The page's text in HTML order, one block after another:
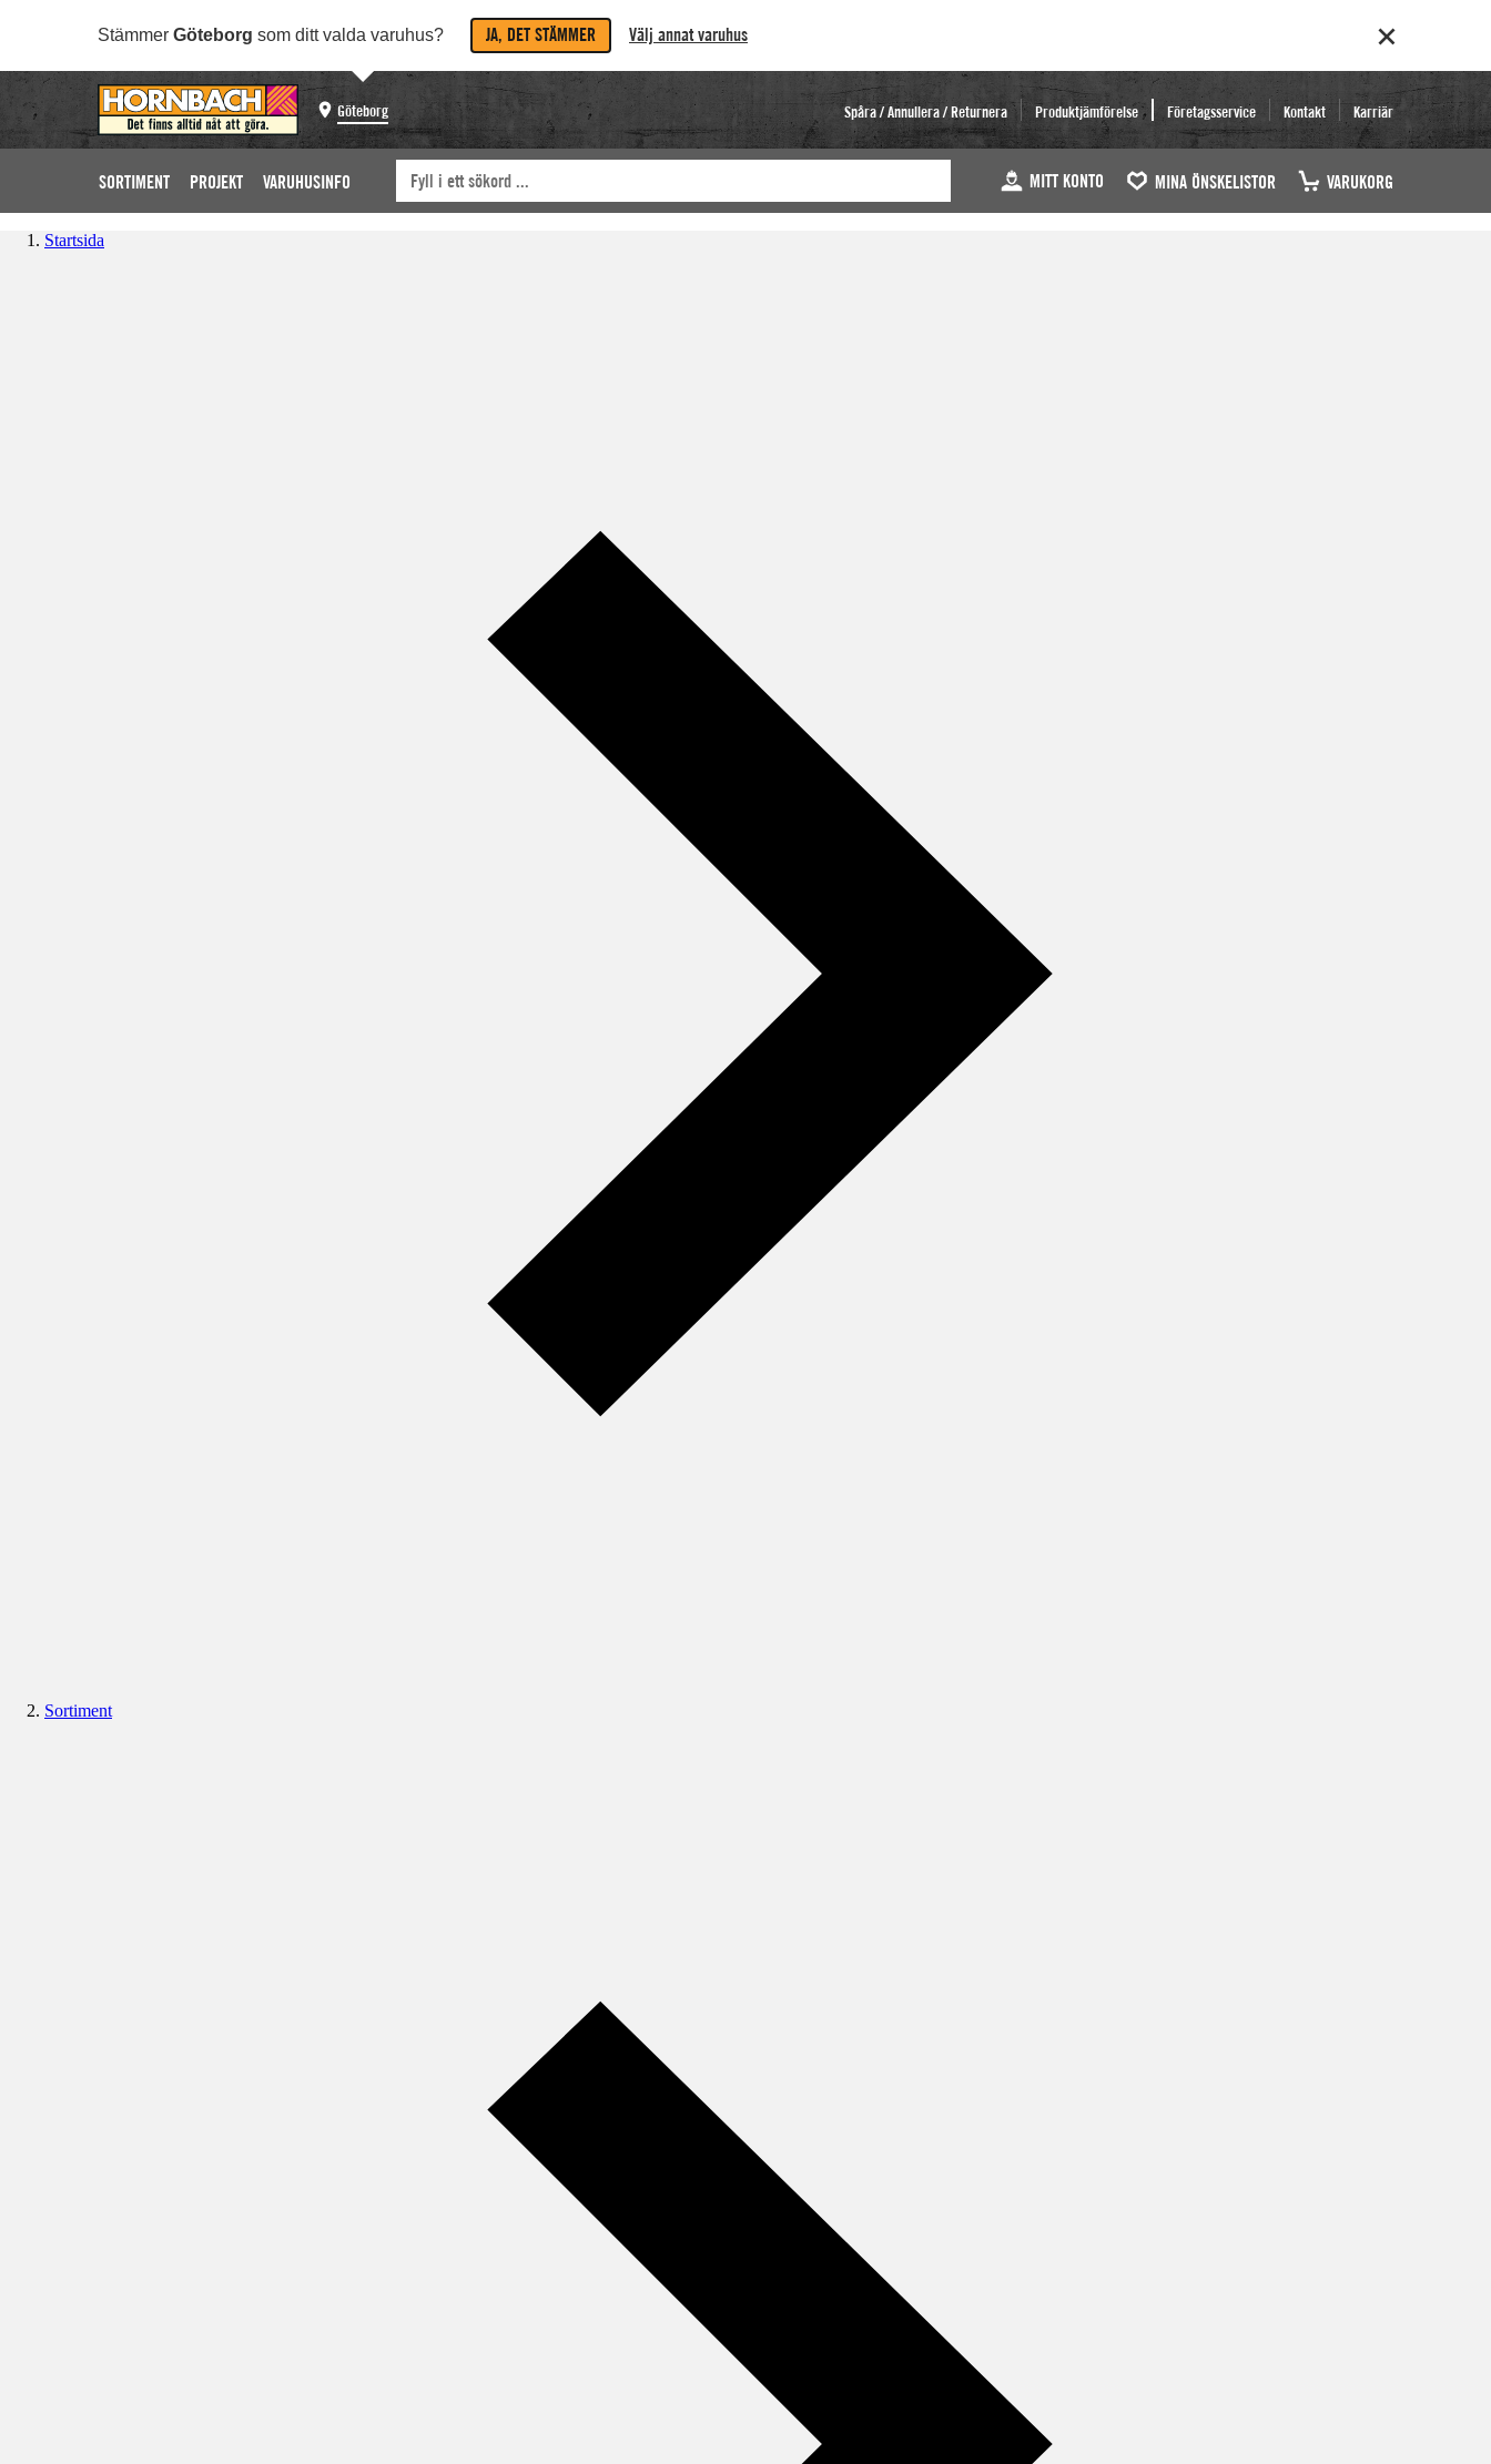
Stämmer Göteborg som ditt valda varuhus? JA, DET STÄMMER Välj annat varuhus
Göteborg Spåra / Annullera / Returnera Produktjämförelse Företagsservice Kontakt Karriär
SORTIMENT PROJEKT VARUHUSINFO MITT KONTO MINA ÖNSKELISTOR VARUKORG
Startsida
Sortiment